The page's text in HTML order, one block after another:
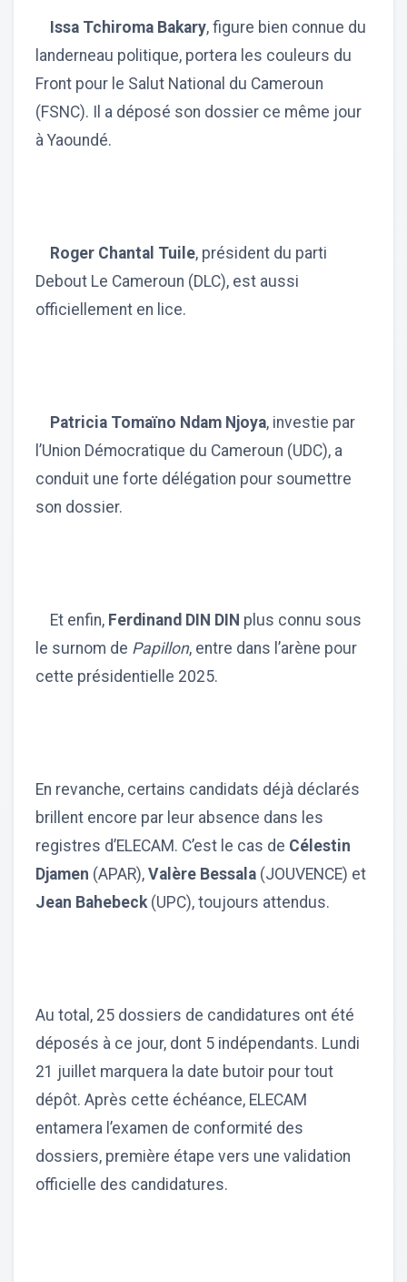
Issa Tchiroma Bakary, figure bien connue du
landerneau politique, portera les couleurs du
Front pour le Salut National du Cameroun
(FSNC). Il a déposé son dossier ce même jour
à Yaoundé.
Roger Chantal Tuile, président du parti
Debout Le Cameroun (DLC), est aussi
officiellement en lice.
Patricia Tomaïno Ndam Njoya, investie par
l’Union Démocratique du Cameroun (UDC), a
conduit une forte délégation pour soumettre
son dossier.
Et enfin, Ferdinand DIN DIN plus connu sous
le surnom de Papillon, entre dans l’arène pour
cette présidentielle 2025.
En revanche, certains candidats déjà déclarés
brillent encore par leur absence dans les
registres d’ELECAM. C’est le cas de Célestin
Djamen (APAR), Valère Bessala (JOUVENCE) et
Jean Bahebeck (UPC), toujours attendus.
Au total, 25 dossiers de candidatures ont été
déposés à ce jour, dont 5 indépendants. Lundi
21 juillet marquera la date butoir pour tout
dépôt. Après cette échéance, ELECAM
entamera l’examen de conformité des
dossiers, première étape vers une validation
officielle des candidatures.